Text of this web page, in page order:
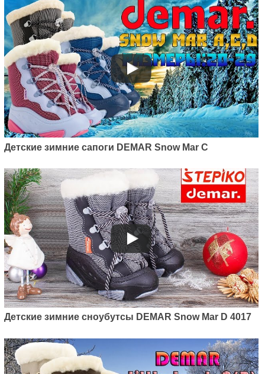
Артикул: 1510NE
Furry 2 Light Silver NE
грн.
Артикул: 4010NE
Детские зимние дутики Demar
Детские зимние сапоги DEMAR Snow Mar C
Детские зимние сноубутсы DEMAR Snow Mar D 4017